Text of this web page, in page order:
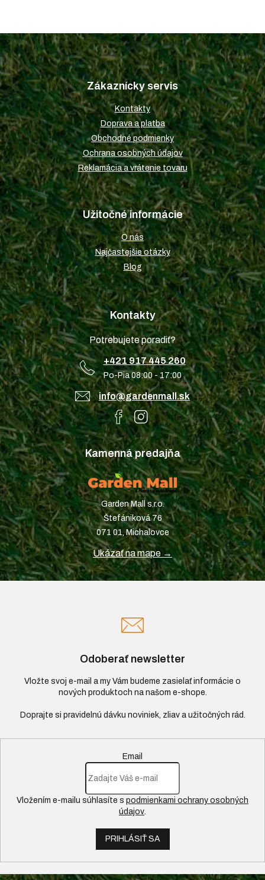
Z
á
p
ä
t
i
e
Zákaznícky servis
Kontakty
Doprava a platba
Obchodné podmienky
Ochrana osobných údajov
Reklamácia a vrátenie tovaru
Užitočné informácie
O nás
Najčastejšie otázky
Blog
Kontakty
Potrebujete poradiť?
+421 917 445 260
Po-Pia 08:00 - 17:00
info@gardenmall.sk
Kamenná predajňa
Garden Mall s.r.o.
Štefániková 76
071 01, Michalovce
Ukázať na mape →
Odoberať newsletter
Vložte svoj e-mail a my Vám budeme zasielať informácie o
nových produktoch na našom e-shope.
Email
Vložením e-mailu súhlasíte s podmienkami ochrany osobných
údajov.
PRIHLÁSIŤ SA